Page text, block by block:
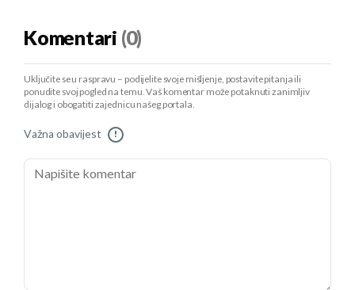
Komentari (0)
Uključite se u raspravu – podijelite svoje mišljenje, postavite pitanja ili
ponudite svoj pogled na temu. Vaš komentar može potaknuti zanimljiv
dijalog i obogatiti zajednicu našeg portala.
Važna obavijest !